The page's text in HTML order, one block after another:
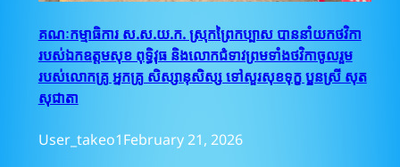
គណៈកម្មាធិការ ស.ស.យ.ក. ស្រុកព្រៃកប្បាស បាននាំយកថវិកា
របស់ឯកឧត្តមសុខ ពុទ្ធិវុធ និងលោកជំទាវព្រមទាំងថវិកាចូលរួម
របស់លោកគ្រូ អ្នកគ្រូ សិស្សានុសិស្ស ទៅសួរសុខទុក្ខ​ ប្អូនស្រី​ សុត​
សុជាតា
User_takeo1February 21, 2026